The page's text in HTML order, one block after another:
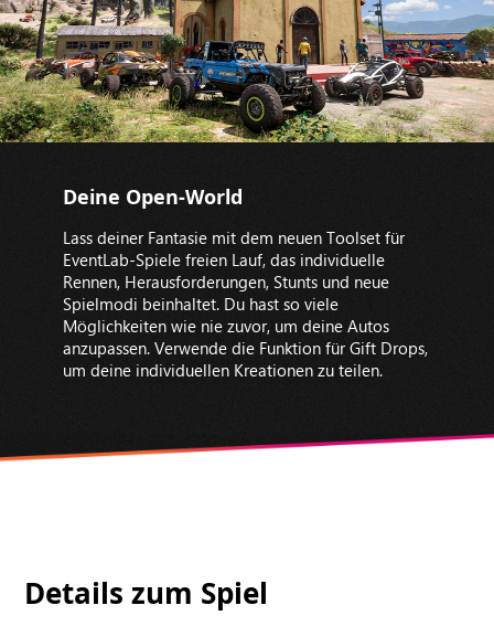
Deine Open-World
Lass deiner Fantasie mit dem neuen Toolset für
EventLab-Spiele freien Lauf, das individuelle
Rennen, Herausforderungen, Stunts und neue
Spielmodi beinhaltet. Du hast so viele
Möglichkeiten wie nie zuvor, um deine Autos
anzupassen. Verwende die Funktion für Gift Drops,
um deine individuellen Kreationen zu teilen.
Details zum Spiel